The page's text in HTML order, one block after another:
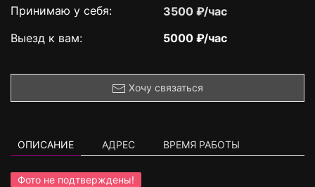
Принимаю у себя:
3500 ₽/час
Выезд к вам:
5000 ₽/час
Хочу связаться
ОПИСАНИЕ АДРЕС ВРЕМЯ РАБОТЫ
Фото не подтверждены!